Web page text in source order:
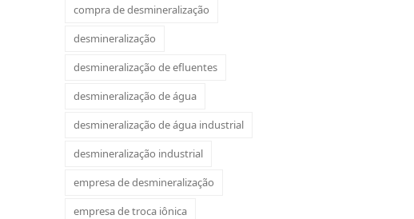
compra de desmineralização
desmineralização
desmineralização de efluentes
desmineralização de água
desmineralização de água industrial
desmineralização industrial
empresa de desmineralização
empresa de troca iônica